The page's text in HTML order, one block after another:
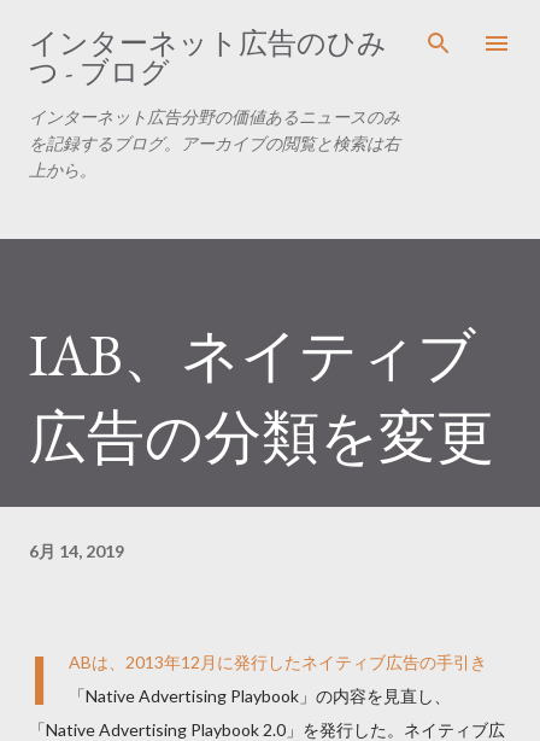
スキップしてメイン コンテンツに移動
インターネット広告のひみ
つ - ブログ
インターネット広告分野の価値あるニュースのみ
を記録するブログ。アーカイブの閲覧と検索は右
上から。
IAB、ネイティブ
広告の分類を変更
6月 14, 2019
I
ABは、2013年12月に発行したネイティブ広告の手引き
「Native Advertising Playbook」の内容を見直し、
「Native Advertising Playbook 2.0」を発行した。ネイティブ広